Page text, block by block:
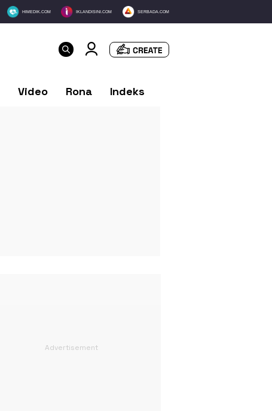
HIMEDIK.COM IKLANDISINI.COM SERBADA.COM
Video Rona Indeks